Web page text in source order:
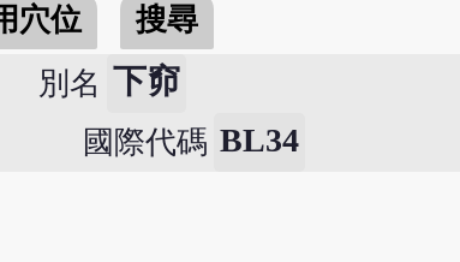
穴位
搜尋
別名 下窌
國際代碼 BL34